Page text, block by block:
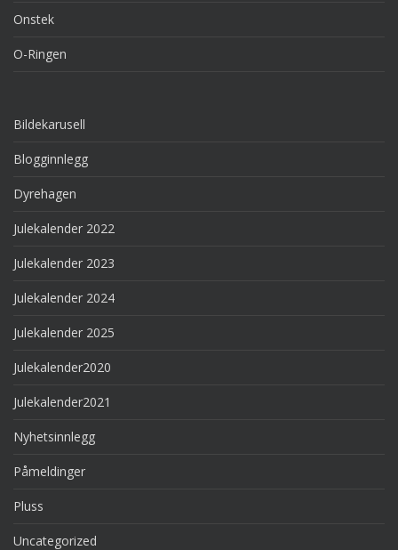
Onstek
O-Ringen
Bildekarusell
Blogginnlegg
Dyrehagen
Julekalender 2022
Julekalender 2023
Julekalender 2024
Julekalender 2025
Julekalender2020
Julekalender2021
Nyhetsinnlegg
Påmeldinger
Pluss
Uncategorized